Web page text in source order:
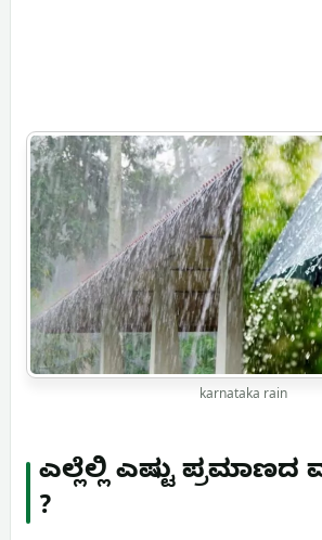
karnataka rain
ಎಲ್ಲೆಲ್ಲಿ ಎಷ್ಟು
?